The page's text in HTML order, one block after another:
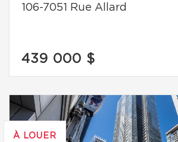
106-7051 Rue Allard
439 000 $
À LOUER